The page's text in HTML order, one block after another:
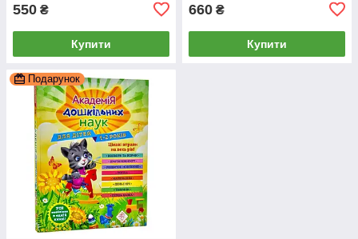
550 ₴
Купити
660 ₴
Купити
Подарунок